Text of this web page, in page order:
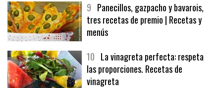
9 Panecillos, gazpacho y bavarois,
tres recetas de premio | Recetas y
menús
10 La vinagreta perfecta: respeta
las proporciones. Recetas de
vinagreta